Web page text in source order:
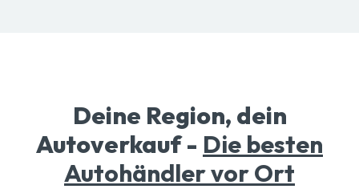
Deine Region, dein
Autoverkauf - Die besten
Autohändler vor Ort